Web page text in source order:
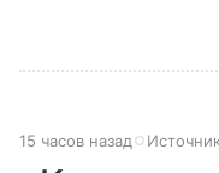
15 часов назад